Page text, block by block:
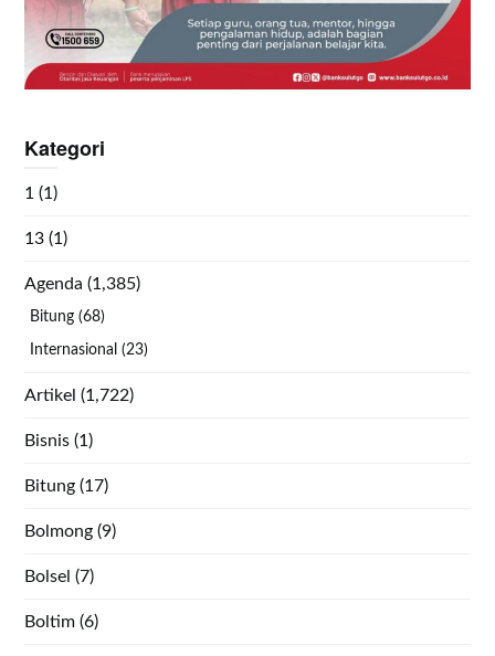
Kategori
1 (1)
13 (1)
Agenda (1,385)
Bitung (68)
Internasional (23)
Artikel (1,722)
Bisnis (1)
Bitung (17)
Bolmong (9)
Bolsel (7)
Boltim (6)